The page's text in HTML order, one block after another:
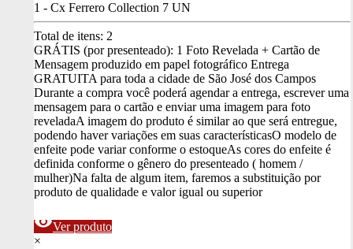
1 - Cx Ferrero Collection 7 UN
Total de itens: 2
GRÁTIS (por presenteado): 1 Foto Revelada + Cartão de
Mensagem produzido em papel fotográfico Entrega
GRATUITA para toda a cidade de São José dos Campos
Durante a compra você poderá agendar a entrega, escrever uma
mensagem para o cartão e enviar uma imagem para foto
reveladaA imagem do produto é similar ao que será entregue,
podendo haver variações em suas característicasO modelo de
enfeite pode variar conforme o estoqueAs cores do enfeite é
definida conforme o gênero do presenteado ( homem /
mulher)Na falta de algum item, faremos a substituição por
produto de qualidade e valor igual ou superior
visibilityVer produto
×